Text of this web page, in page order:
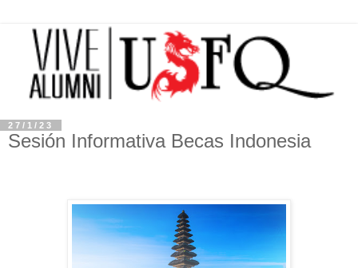
27/1/23
Sesión Informativa Becas Indonesia